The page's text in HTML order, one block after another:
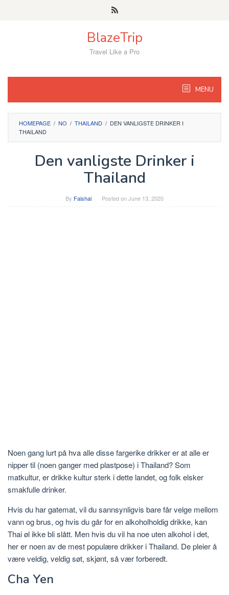
BlazeTrip
Travel Like a Pro
MENU
HOMEPAGE / NO / THAILAND / DEN VANLIGSTE DRINKER I
THAILAND
Den vanligste Drinker i
Thailand
By Faishal Posted onJune 13, 2020
Noen gang lurt på hva alle disse fargerike drikker er at alle er
nipper til (noen ganger med plastpose) i Thailand? Som
matkultur, er drikke kultur sterk i dette landet, og folk elsker
smakfulle drinker.
Hvis du har gatemat, vil du sannsynligvis bare får velge mellom
vann og brus, og hvis du går for en alkoholholdig drikke, kan
Thai øl ikke bli slått. Men hvis du vil ha noe uten alkohol i det,
her er noen av de mest populære drikker i Thailand. De pleier å
være veldig, veldig søt, skjønt, så vær forberedt.
Cha Yen